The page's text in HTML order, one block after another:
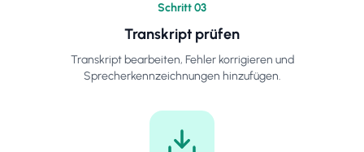
Schritt03
Transkript prüfen
Transkript bearbeiten, Fehler korrigieren und
Sprecherkennzeichnungen hinzufügen.